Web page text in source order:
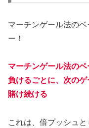
マーチンゲール法の
ー！
マーチンゲール法のベ
負けるごとに、次の
賭け続ける
これは、倍プッシュ